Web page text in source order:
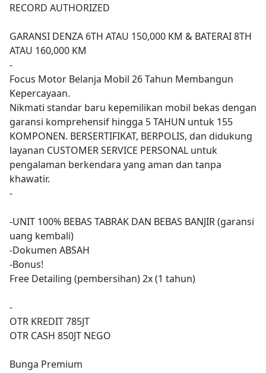
RECORD AUTHORIZED
GARANSI DENZA 6TH ATAU 150,000 KM & BATERAI 8TH
ATAU 160,000 KM
-
Focus Motor Belanja Mobil 26 Tahun Membangun
Kepercayaan.
Nikmati standar baru kepemilikan mobil bekas dengan
garansi komprehensif hingga 5 TAHUN untuk 155
KOMPONEN. BERSERTIFIKAT, BERPOLIS, dan didukung
layanan CUSTOMER SERVICE PERSONAL untuk
pengalaman berkendara yang aman dan tanpa
khawatir.
-
-UNIT 100% BEBAS TABRAK DAN BEBAS BANJIR (garansi
uang kembali)
-Dokumen ABSAH
-Bonus!
Free Detailing (pembersihan) 2x (1 tahun)
-
OTR KREDIT 785JT
OTR CASH 850JT NEGO
Bunga Premium